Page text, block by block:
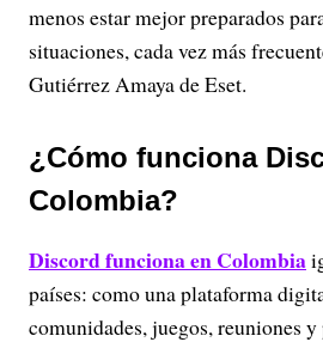
menos estar mejor preparados
situaciones, cada vez más
Gutiérrez Amaya de Eset.
¿Cómo funciona
Colombia?
Discord funciona en Colombia
países: como una plataforma
comunidades, juegos, reuniones